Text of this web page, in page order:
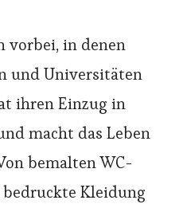
vorbei, in denen
und Universitäten
ihren Einzug in
macht das Leben
bemalten WC-
Kleidung